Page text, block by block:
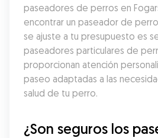
paseadores de perros en
encontrar un paseador de
se ajuste a tu presupuesto es
paseadores particulares de
proporcionan atención
paseo adaptadas a las
salud de tu perro.
¿Son seguros los